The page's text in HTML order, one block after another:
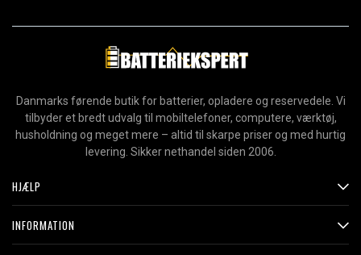
Danmarks førende butik for batterier, opladere og reservedele. Vi
tilbyder et bredt udvalg til mobiltelefoner, computere, værktøj,
husholdning og meget mere – altid til skarpe priser og med hurtig
levering. Sikker nethandel siden 2006.
HJÆLP
INFORMATION